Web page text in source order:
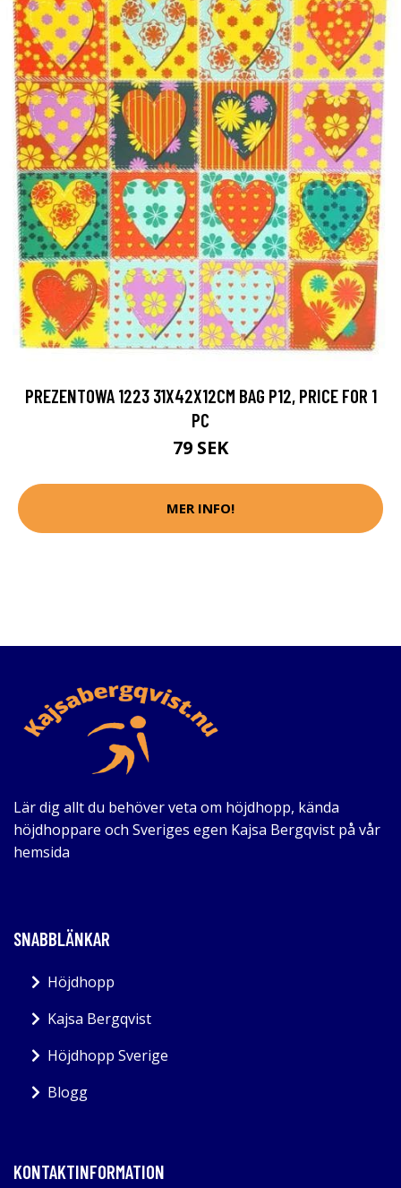
PREZENTOWA 1223 31X42X12CM BAG P12, PRICE FOR 1
PC
79 SEK
MER INFO!
Lär dig allt du behöver veta om höjdhopp, kända
höjdhoppare och Sveriges egen Kajsa Bergqvist på vår
hemsida
SNABBLÄNKAR
Höjdhopp
Kajsa Bergqvist
Höjdhopp Sverige
Blogg
KONTAKTINFORMATION